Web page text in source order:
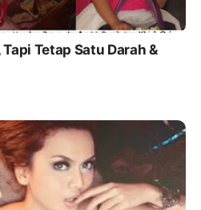
Tetap Satu Darah &